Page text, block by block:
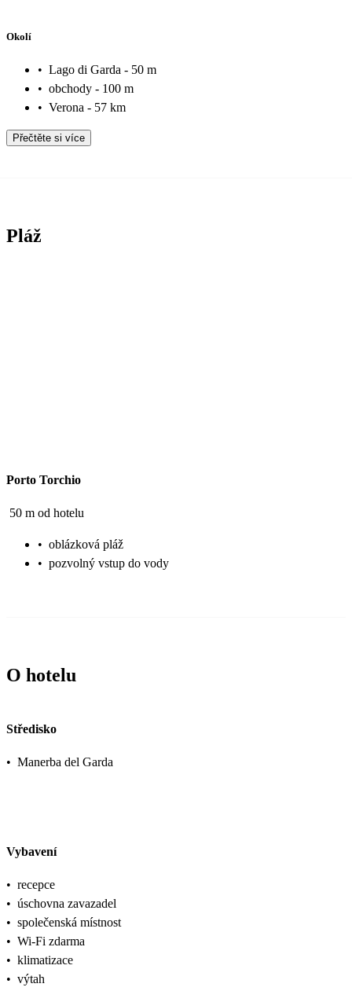
Okolí
• Lago di Garda - 50 m
• obchody - 100 m
• Verona - 57 km
Přečtěte si více
Pláž
Porto Torchio
50 m od hotelu
• oblázková pláž
• pozvolný vstup do vody
O hotelu
Středisko
• Manerba del Garda
Vybavení
• recepce
• úschovna zavazadel
• společenská místnost
• Wi-Fi zdarma
• klimatizace
• výtah